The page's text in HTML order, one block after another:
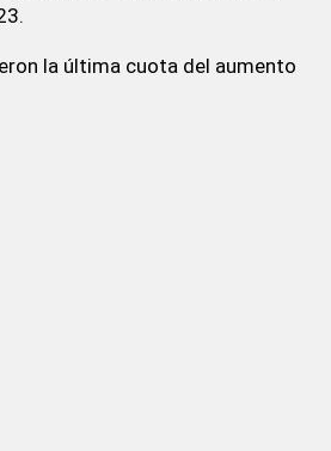
la última cuota del aumento